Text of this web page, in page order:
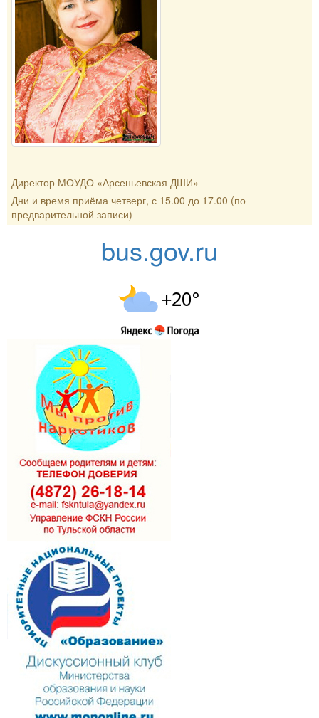
Директор МОУДО «Арсеньевская ДШИ»
Дни и время приёма четверг, с 15.00 до 17.00 (по
предварительной записи)
bus.gov.ru